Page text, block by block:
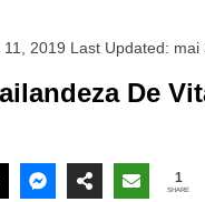
11, 2019 Last Updated: mai
De
1
SHARE